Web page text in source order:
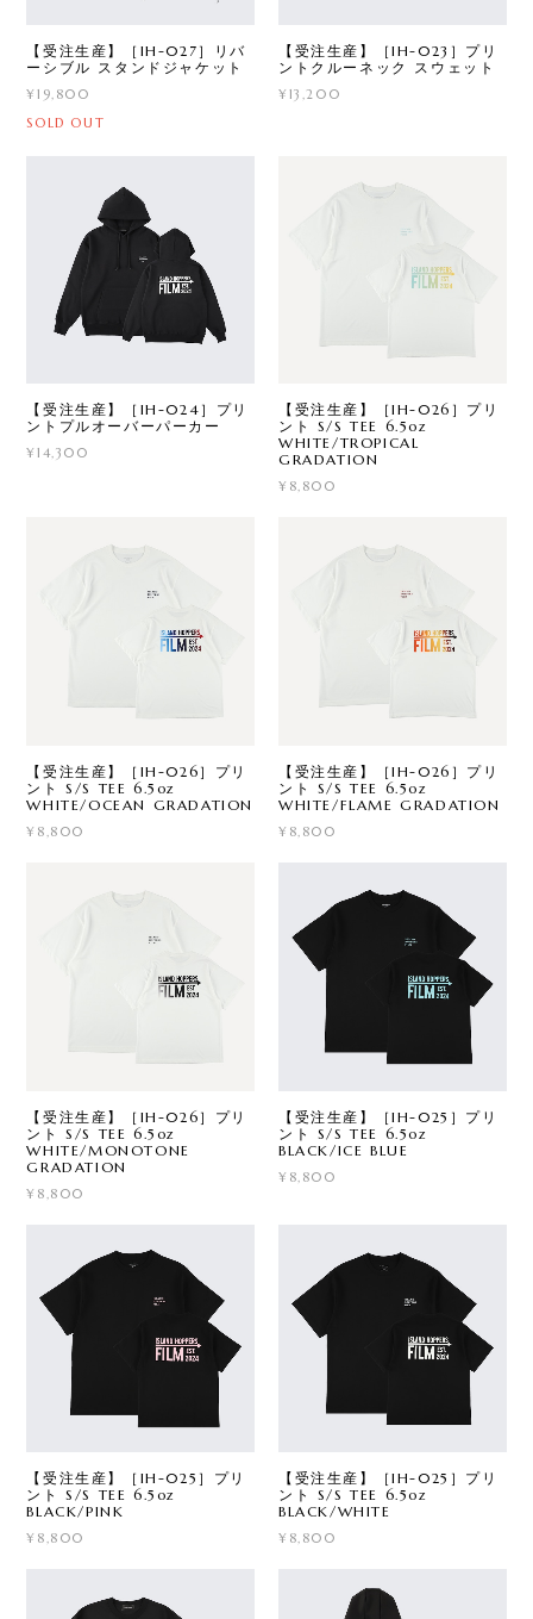
【受注生産】［IH-027］リバ
ーシブル スタンドジャケット
¥19,800
SOLD OUT
【受注生産】［IH-023］プリ
ントクルーネック スウェット
¥13,200
【受注生産】［IH-024］プリ
ントプルオーバーパーカー
¥14,300
【受注生産】［IH-026］プリ
ント S/S TEE 6.5oz
WHITE/TROPICAL
GRADATION
¥8,800
【受注生産】［IH-026］プリ
ント S/S TEE 6.5oz
WHITE/OCEAN GRADATION
¥8,800
【受注生産】［IH-026］プリ
ント S/S TEE 6.5oz
WHITE/FLAME GRADATION
¥8,800
【受注生産】［IH-026］プリ
ント S/S TEE 6.5oz
WHITE/MONOTONE
GRADATION
¥8,800
【受注生産】［IH-025］プリ
ント S/S TEE 6.5oz
BLACK/ICE BLUE
¥8,800
【受注生産】［IH-025］プリ
ント S/S TEE 6.5oz
BLACK/PINK
¥8,800
【受注生産】［IH-025］プリ
ント S/S TEE 6.5oz
BLACK/WHITE
¥8,800